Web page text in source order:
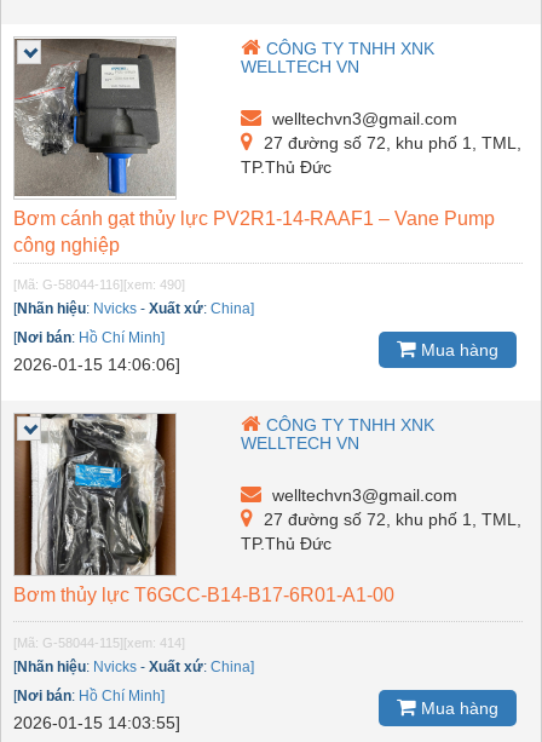
CÔNG TY TNHH XNK
WELLTECH VN
welltechvn3@gmail.com
27 đường số 72, khu phố 1, TML,
TP.Thủ Đức
Bơm cánh gạt thủy lực PV2R1-14-RAAF1 – Vane Pump
công nghiệp
[Mã: G-58044-116][xem: 490]
[Nhãn hiệu: Nvicks - Xuất xứ: China]
[Nơi bán: Hồ Chí Minh]
2026-01-15 14:06:06]
Mua hàng
CÔNG TY TNHH XNK
WELLTECH VN
welltechvn3@gmail.com
27 đường số 72, khu phố 1, TML,
TP.Thủ Đức
Bơm thủy lực T6GCC-B14-B17-6R01-A1-00
[Mã: G-58044-115][xem: 414]
[Nhãn hiệu: Nvicks - Xuất xứ: China]
[Nơi bán: Hồ Chí Minh]
2026-01-15 14:03:55]
Mua hàng